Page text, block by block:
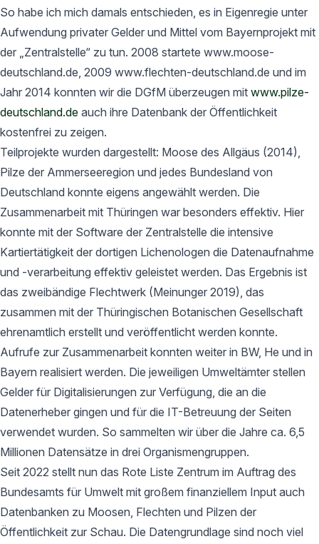
So habe ich mich damals entschieden, es in Eigenregie unter
Aufwendung privater Gelder und Mittel vom Bayernprojekt mit
der „Zentralstelle“ zu tun. 2008 startete www.moose-
deutschland.de, 2009 www.flechten-deutschland.de und im
Jahr 2014 konnten wir die DGfM überzeugen mit www.pilze-
deutschland.de auch ihre Datenbank der Öffentlichkeit
kostenfrei zu zeigen.
Teilprojekte wurden dargestellt: Moose des Allgäus (2014),
Pilze der Ammerseeregion und jedes Bundesland von
Deutschland konnte eigens angewählt werden. Die
Zusammenarbeit mit Thüringen war besonders effektiv. Hier
konnte mit der Software der Zentralstelle die intensive
Kartiertätigkeit der dortigen Lichenologen die Datenaufnahme
und -verarbeitung effektiv geleistet werden. Das Ergebnis ist
das zweibändige Flechtwerk (Meinunger 2019), das
zusammen mit der Thüringischen Botanischen Gesellschaft
ehrenamtlich erstellt und veröffentlicht werden konnte.
Aufrufe zur Zusammenarbeit konnten weiter in BW, He und in
Bayern realisiert werden. Die jeweiligen Umweltämter stellen
Gelder für Digitalisierungen zur Verfügung, die an die
Datenerheber gingen und für die IT-Betreuung der Seiten
verwendet wurden. So sammelten wir über die Jahre ca. 6,5
Millionen Datensätze in drei Organismengruppen.
Seit 2022 stellt nun das Rote Liste Zentrum im Auftrag des
Bundesamts für Umwelt mit großem finanziellem Input auch
Datenbanken zu Moosen, Flechten und Pilzen der
Öffentlichkeit zur Schau. Die Datengrundlage sind noch viel